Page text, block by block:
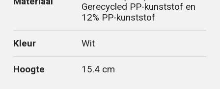
Gerecycled PP-kunststof en
12% PP-kunststof
Kleur Wit
Hoogte 15.4 cm